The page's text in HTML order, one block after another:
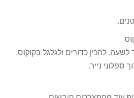
להכין כדורים ולגלגל בקוקוס.
ספלוני נייר.